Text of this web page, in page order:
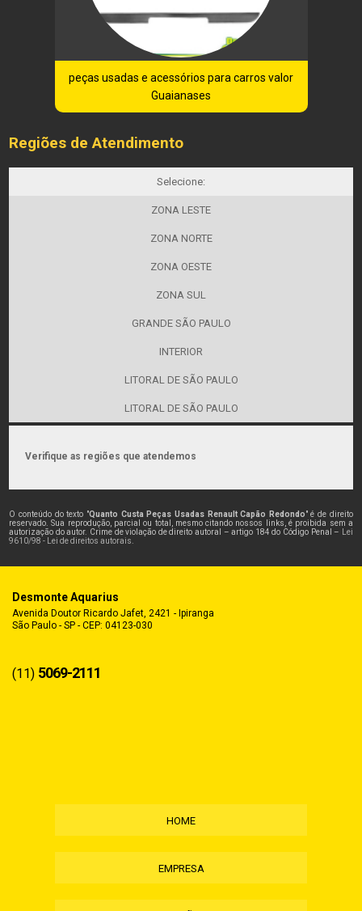
peças usadas e acessórios para carros valor
Guaianases
Regiões de Atendimento
Selecione:
ZONA LESTE
ZONA NORTE
ZONA OESTE
ZONA SUL
GRANDE SÃO PAULO
INTERIOR
LITORAL DE SÃO PAULO
LITORAL DE SÃO PAULO
Verifique as regiões que atendemos
O conteúdo do texto "Quanto Custa Peças Usadas Renault Capão Redondo" é de direito
reservado. Sua reprodução, parcial ou total, mesmo citando nossos links, é proibida sem a
autorização do autor. Crime de violação de direito autoral – artigo 184 do Código Penal –
Lei
9610/98 - Lei de direitos autorais
Desmonte Aquarius
Avenida Doutor Ricardo Jafet, 2421 - Ipiranga
São Paulo - SP - CEP: 04123-030
(11) 5069-2111
HOME
EMPRESA